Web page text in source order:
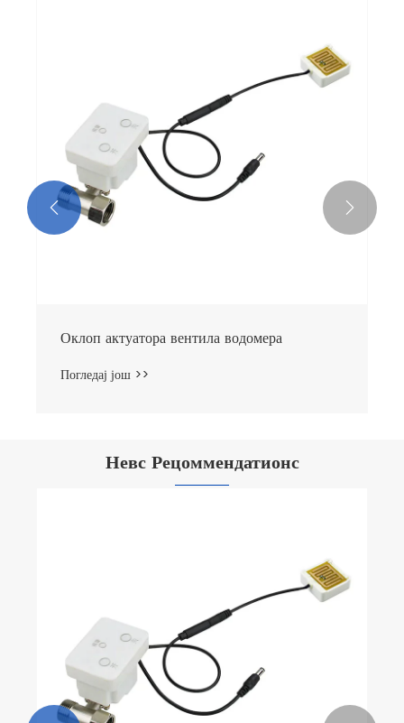
Оклоп актуатора вентила водомера
Погледај још >>
 
Невс Рецоммендатионс